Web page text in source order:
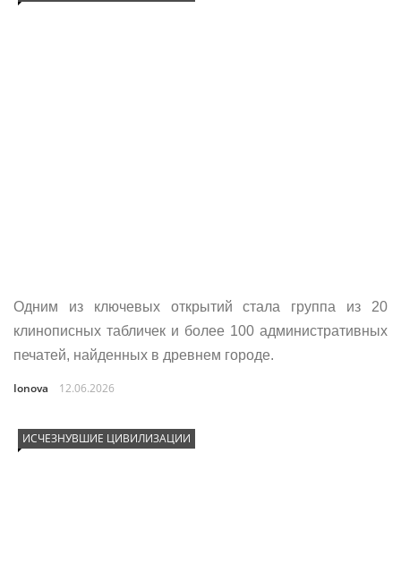
Одним из ключевых открытий стала группа из 20
клинописных табличек и более 100 административных
печатей, найденных в древнем городе.
Ionova 12.06.2026
ИСЧЕЗНУВШИЕ ЦИВИЛИЗАЦИИ